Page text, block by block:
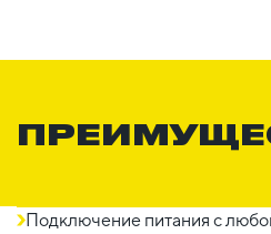
Подключение питания с